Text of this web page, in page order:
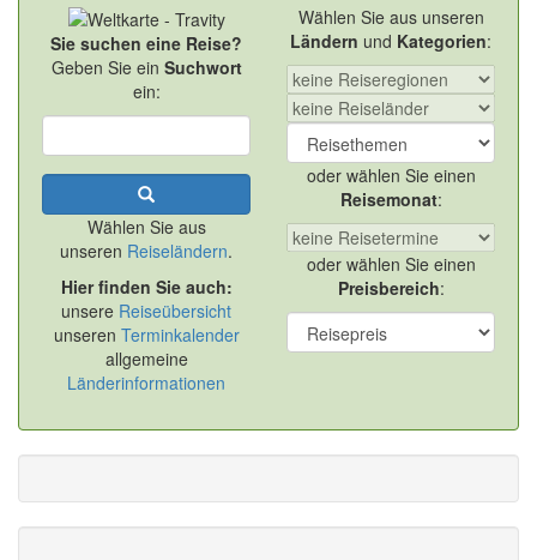
Sie suchen eine Reise?
Geben Sie ein Suchwort
ein:
Wählen Sie aus
unseren Reiseländern.
Hier finden Sie auch:
unsere Reiseübersicht
unseren Terminkalender
allgemeine
Länderinformationen
Wählen Sie aus unseren
Ländern und Kategorien:
oder wählen Sie einen
Reisemonat:
oder wählen Sie einen
Preisbereich: